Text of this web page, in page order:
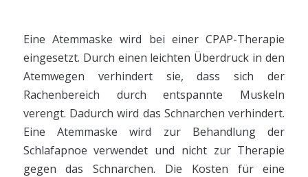
Eine Atemmaske wird bei einer CPAP-Therapie
eingesetzt. Durch einen leichten Überdruck in den
Atemwegen verhindert sie, dass sich der
Rachenbereich durch entspannte Muskeln
verengt. Dadurch wird das Schnarchen verhindert.
Eine Atemmaske wird zur Behandlung der
Schlafapnoe verwendet und nicht zur Therapie
gegen das Schnarchen. Die Kosten für eine